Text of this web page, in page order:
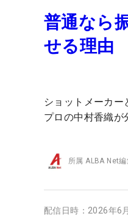
普通なら
せる理由
ショットメーカ
プロの中村香織が
所属ALBA Net編
配信日時： 2026年6